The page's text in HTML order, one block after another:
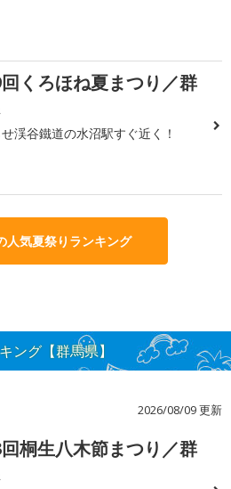
くろほね夏まつり／群
渓谷鐵道の水沼駅すぐ近く！
人気夏祭りランキング
ング【群馬県】
2026/08/09 更新
桐生八木節まつり／群